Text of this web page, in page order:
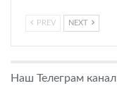
PREV NEXT
Наш Телеграм канал